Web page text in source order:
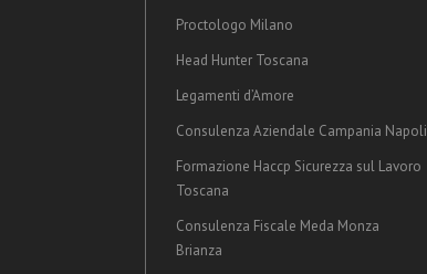
Proctologo Milano
Head Hunter Toscana
Legamenti d’Amore
Consulenza Aziendale Campania Napoli
Formazione Haccp Sicurezza sul Lavoro
Toscana
Consulenza Fiscale Meda Monza
Brianza